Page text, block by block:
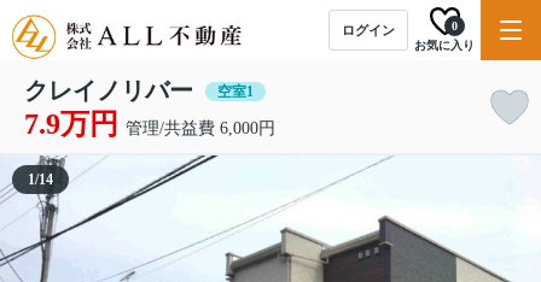
ログイン
お気に入り
0
クレイノリバー 空室1
7.9万円 管理/共益費 6,000円
1/14